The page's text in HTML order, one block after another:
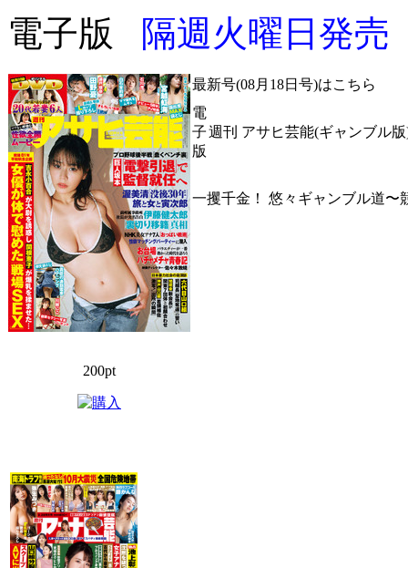
電子版 隔週火曜日発売
200pt
最新号(08月18日号)はこちら
電
子
版
週刊 アサヒ芸能(ギャンブル
一攫千金！ 悠々ギャンブル道〜